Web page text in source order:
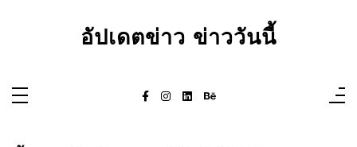
อัปเดตข่าว ข่าววันนี้